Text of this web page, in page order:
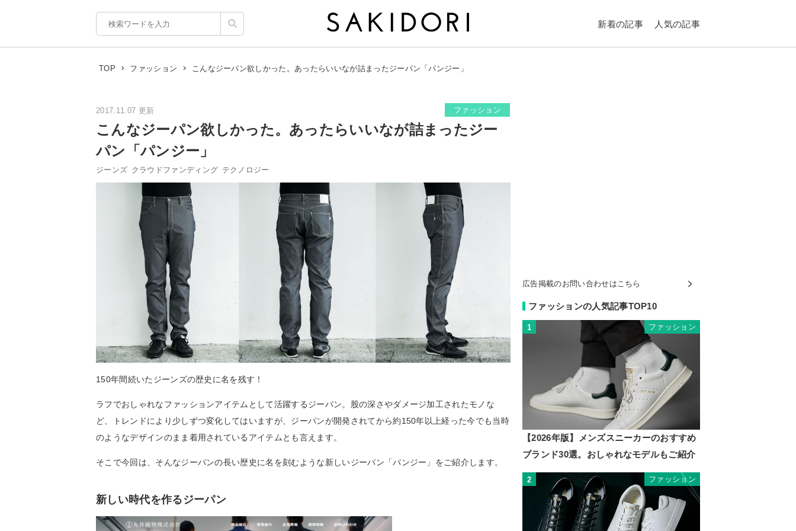
新着の記事 人気の記事
TOP ファッション こんなジーパン欲しかった。あったらいいなが詰まったジーパン「パンジー」
2017.11.07 更新 ファッション
こんなジーパン欲しかった。あったらいいなが詰まったジー
パン「パンジー」
ジーンズ クラウドファンディング テクノロジー
150年間続いたジーンズの歴史に名を残す！
ラフでおしゃれなファッションアイテムとして活躍するジーパン。股の深さやダメージ加工されたモノな
ど、トレンドにより少しずつ変化してはいますが、ジーパンが開発されてから約150年以上経った今でも当時
のようなデザインのまま着用されているアイテムとも言えます。
そこで今回は、そんなジーパンの長い歴史に名を刻むような新しいジーパン「パンジー」をご紹介します。
新しい時代を作るジーパン
広告掲載のお問い合わせはこちら
ファッションの人気記事TOP10
1 ファッション
【2026年版】メンズスニーカーのおすすめ
ブランド30選。おしゃれなモデルもご紹介
2 ファッション